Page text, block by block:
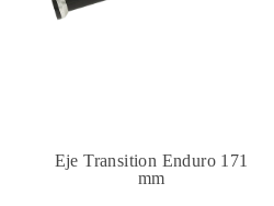
Eje Transition Enduro 171
mm